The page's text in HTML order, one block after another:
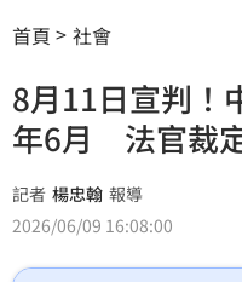
首頁 社會
8月11日宣判！
年6月 法官裁
記者 楊忠翰 報導
2026/06/09 16:08:00